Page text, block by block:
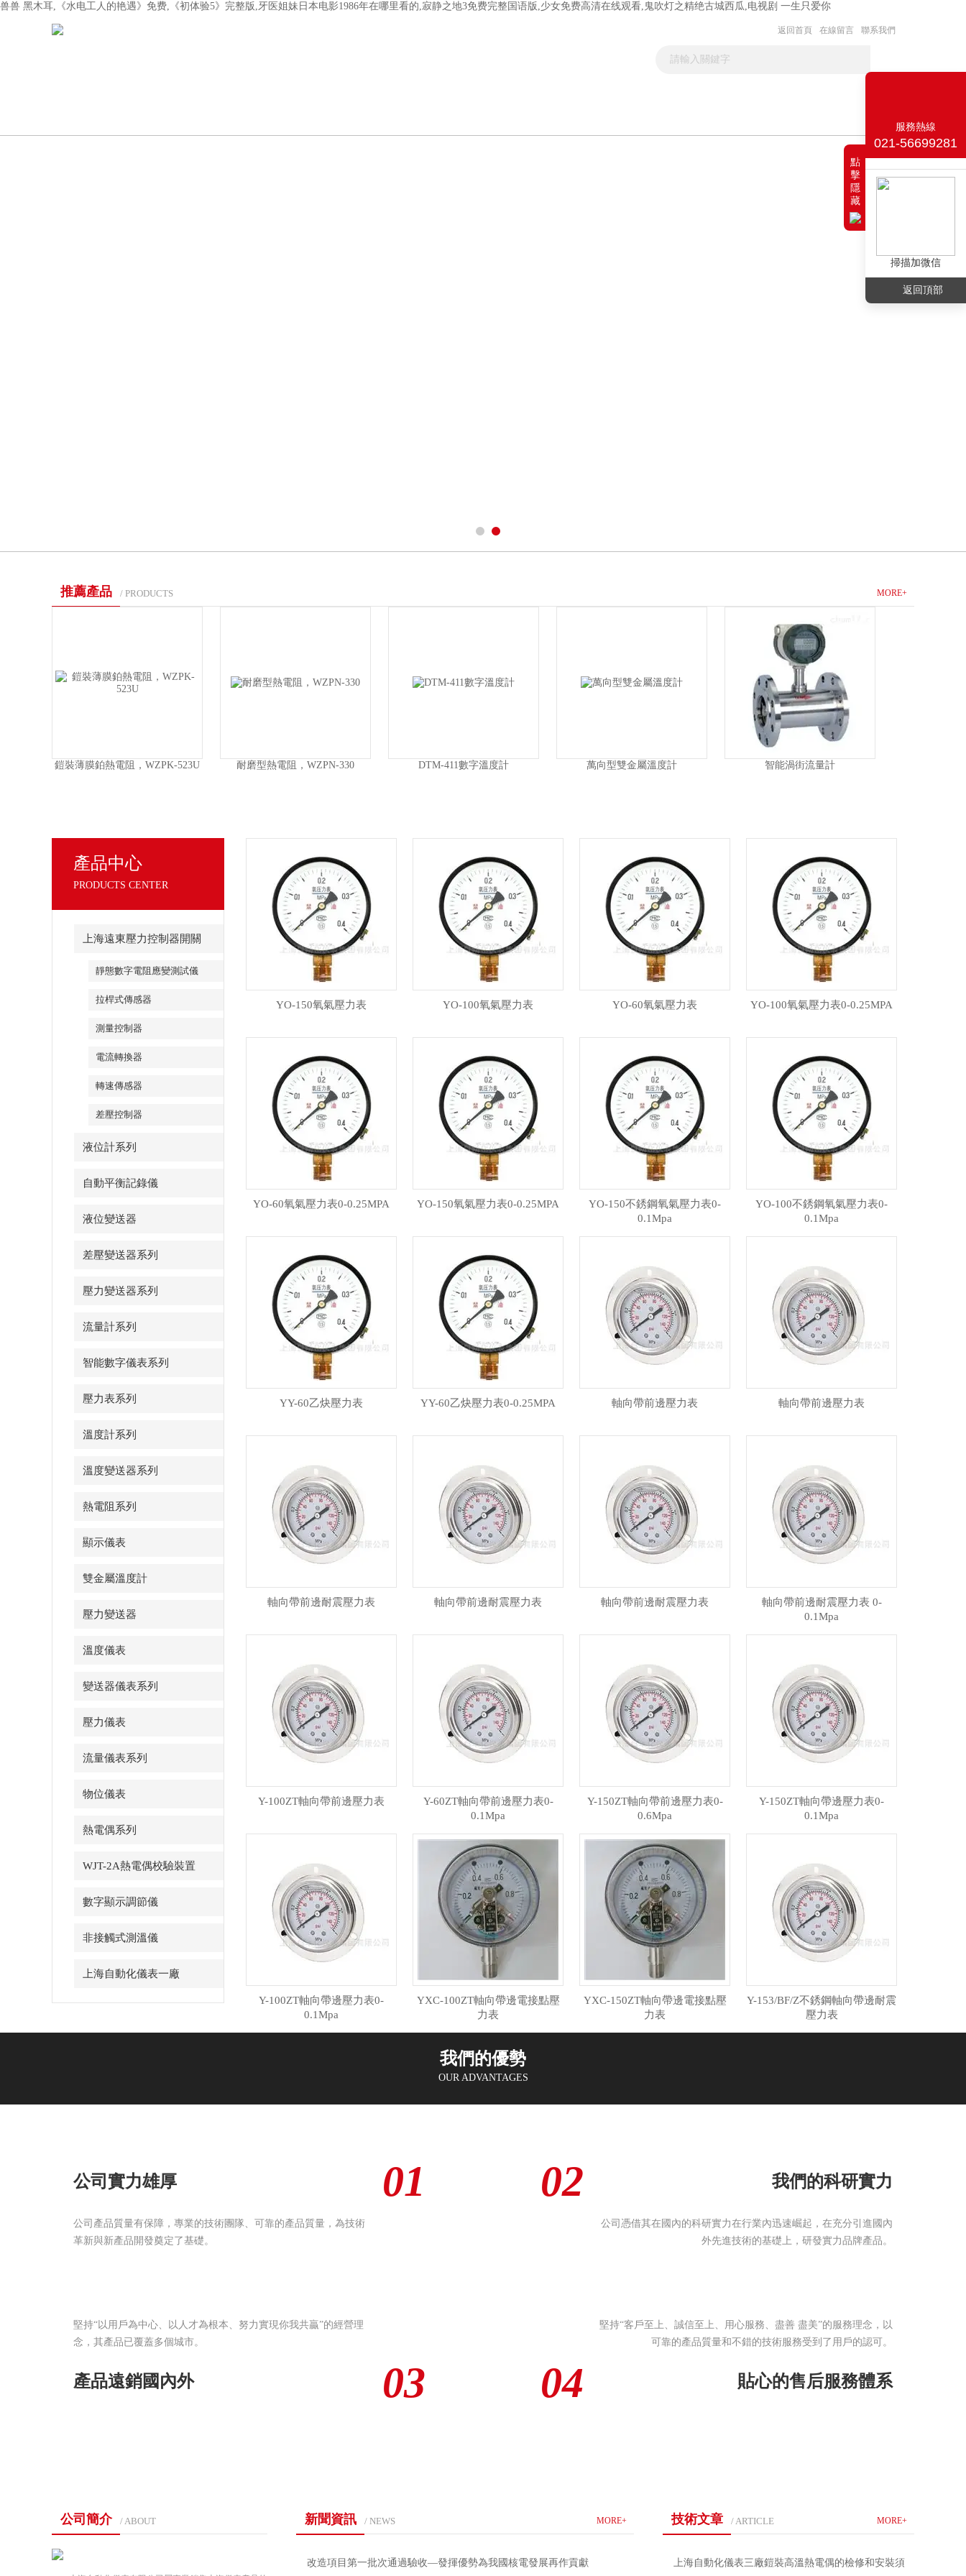
兽兽 黑木耳,《水电工人的艳遇》免费,《初体验5》完整版,牙医姐妹日本电影1986年在哪里看的,寂静之地3免费完整国语版,少女免费高清在线观看,鬼吹灯之精绝古城西瓜,电视剧 一生只爱你
返回首頁 在線留言 聯系我們
推薦產品 / PRODUCTS MORE+
鎧裝薄膜鉑熱電阻，WZPK-523U 耐磨型熱電阻，WZPN-330 DTM-411數字溫度計 萬向型雙金屬溫度計 智能渦街流量計
產品中心
PRODUCTS CENTER
上海遠東壓力控制器開關
靜態數字電阻應變測試儀
拉桿式傳感器
測量控制器
電流轉換器
轉速傳感器
差壓控制器
液位計系列
自動平衡記錄儀
液位變送器
差壓變送器系列
壓力變送器系列
流量計系列
智能數字儀表系列
壓力表系列
溫度計系列
溫度變送器系列
熱電阻系列
顯示儀表
雙金屬溫度計
壓力變送器
溫度儀表
變送器儀表系列
壓力儀表
流量儀表系列
物位儀表
熱電偶系列
WJT-2A熱電偶校驗裝置
數字顯示調節儀
非接觸式測溫儀
上海自動化儀表一廠
YO-150氧氣壓力表 YO-100氧氣壓力表 YO-60氧氣壓力表 YO-100氧氣壓力表0-0.25MPA
YO-60氧氣壓力表0-0.25MPA YO-150氧氣壓力表0-0.25MPA
YO-150不銹鋼氧氣壓力表0-
0.1Mpa
YO-100不銹鋼氧氣壓力表0-
0.1Mpa
YY-60乙炔壓力表 YY-60乙炔壓力表0-0.25MPA 軸向帶前邊壓力表 軸向帶前邊壓力表
軸向帶前邊耐震壓力表 軸向帶前邊耐震壓力表 軸向帶前邊耐震壓力表
軸向帶前邊耐震壓力表 0-
0.1Mpa
Y-100ZT軸向帶前邊壓力表
Y-60ZT軸向帶前邊壓力表0-
0.1Mpa
Y-150ZT軸向帶前邊壓力表0-
0.6Mpa
Y-150ZT軸向帶邊壓力表0-
0.1Mpa
Y-100ZT軸向帶邊壓力表0-
0.1Mpa
YXC-100ZT軸向帶邊電接點壓
力表
YXC-150ZT軸向帶邊電接點壓
力表
Y-153/BF/Z不銹鋼軸向帶邊耐震
壓力表
我們的優勢
OUR ADVANTAGES
公司實力雄厚
公司產品質量有保障，專業的技術團隊、可靠的產品質量，為技術
革新與新產品開發奠定了基礎。
01 02 我們的科研實力
公司憑借其在國內的科研實力在行業內迅速崛起，在充分引進國內
外先進技術的基礎上，研發實力品牌產品。
堅持“以用戶為中心、以人才為根本、努力實現你我共贏”的經營理
念，其產品已覆蓋多個城市。
產品遠銷國內外 03 04
堅持“客戶至上、誠信至上、用心服務、盡善 盡美”的服務理念，以
可靠的產品質量和不錯的技術服務受到了用戶的認可。
貼心的售后服務體系
公司簡介 / ABOUT 新聞資訊 / NEWS MORE+
改造項目第一批次通過驗收—發揮優勢為我國核電發展再作貢獻
技術文章 / ARTICLE MORE+
上海自動化儀表三廠鎧裝高溫熱電偶的檢修和安裝須
服務熱線
021-56699281
掃描加微信
返回頂部
點
擊
隱
藏